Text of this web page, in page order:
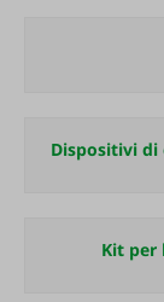
Dispositivi di
Kit per